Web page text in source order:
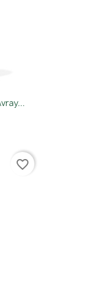
favorite_border